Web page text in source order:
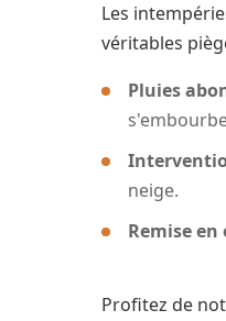
Les
véritables
Pluies
neige.
Remise en
Profitez de